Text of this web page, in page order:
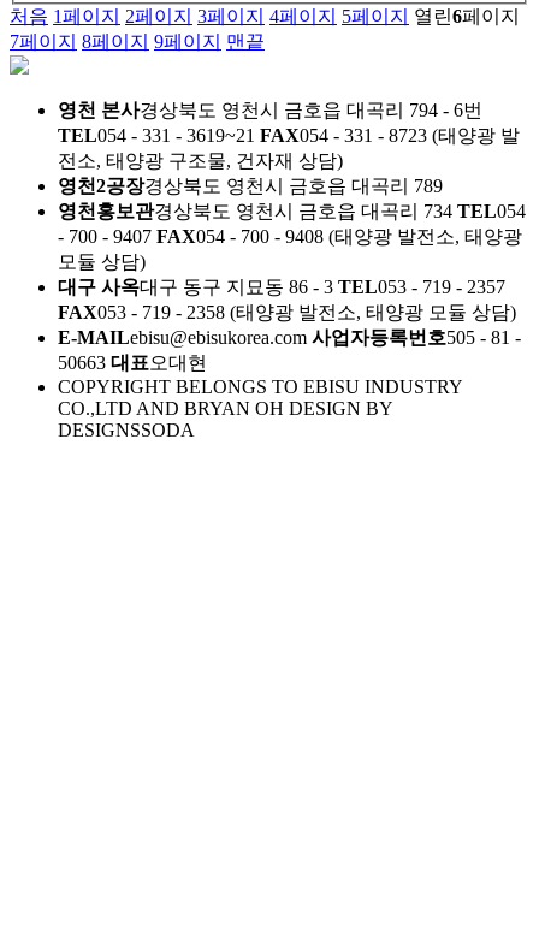
처음 1페이지 2페이지 3페이지 4페이지 5페이지 열린6페이지
7페이지 8페이지 9페이지 맨끝
영천 본사경상북도 영천시 금호읍 대곡리 794 - 6번
TEL054 - 331 - 3619~21 FAX054 - 331 - 8723 (태양광 발
전소, 태양광 구조물, 건자재 상담)
영천2공장경상북도 영천시 금호읍 대곡리 789
영천홍보관경상북도 영천시 금호읍 대곡리 734 TEL054
- 700 - 9407 FAX054 - 700 - 9408 (태양광 발전소, 태양광
모듈 상담)
대구 사옥대구 동구 지묘동 86 - 3 TEL053 - 719 - 2357
FAX053 - 719 - 2358 (태양광 발전소, 태양광 모듈 상담)
E-MAILebisu@ebisukorea.com 사업자등록번호505 - 81 -
50663 대표오대현
COPYRIGHT BELONGS TO EBISU INDUSTRY
CO.,LTD AND BRYAN OH DESIGN BY
DESIGNSSODA